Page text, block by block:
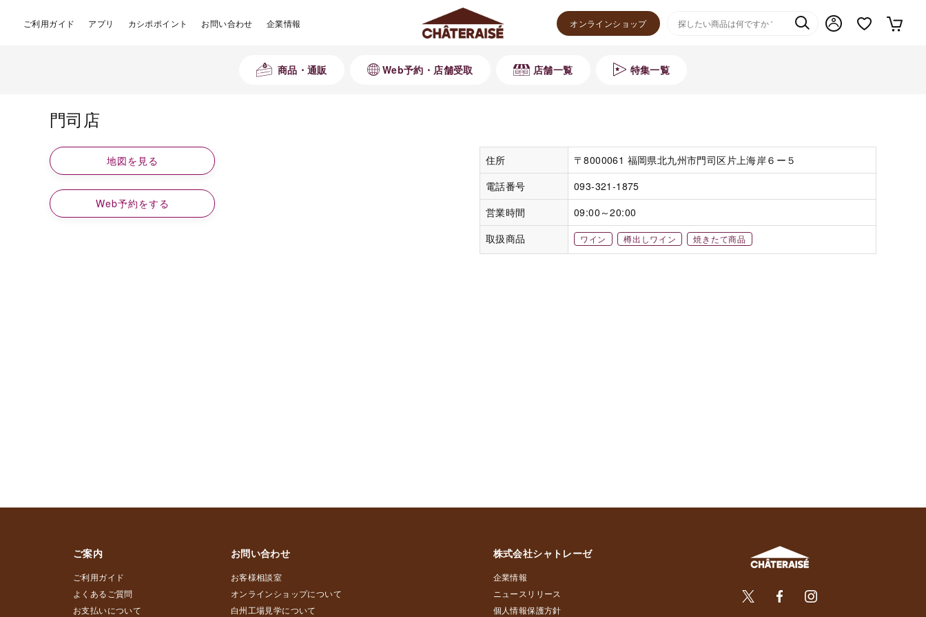
ご利用ガイド アプリ カシポポイント お問い合わせ 企業情報 オンラインショップ
商品・通販 Web予約・店舗受取 店舗一覧 特集一覧
門司店
住所
〒8000061 福岡県北九州市門司区片上海岸６ー５
電話番号
093-321-1875
営業時間
09:00～20:00
取扱商品
ワイン 樽出しワイン 焼きたて商品
地図を見る
Web予約をする
ご案内
ご利用ガイド
よくあるご質問
お支払いについて
お問い合わせ
お客様相談室
オンラインショップについて
白州工場見学について
株式会社シャトレーゼ
企業情報
ニュースリリース
個人情報保護方針